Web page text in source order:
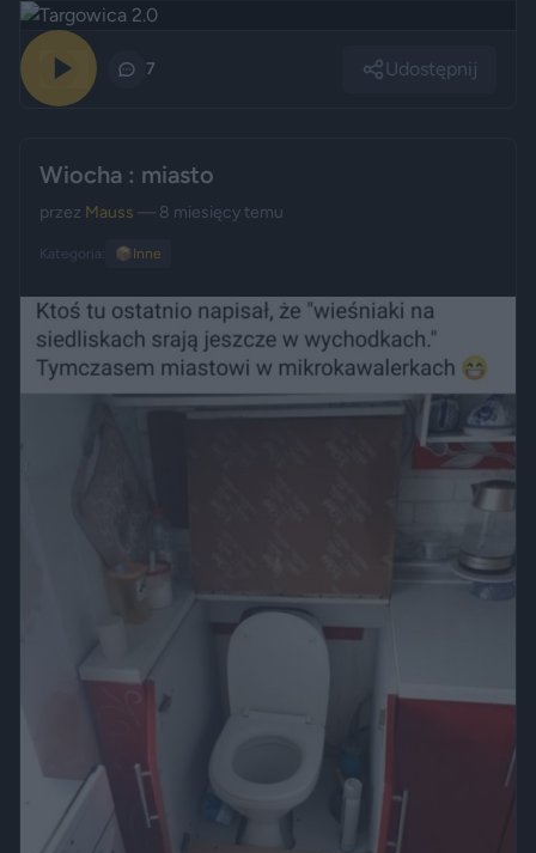
7 Udostępnij
Wiocha : miasto
przez Mauss — 8 miesięcy temu
Kategoria: 📦 Inne